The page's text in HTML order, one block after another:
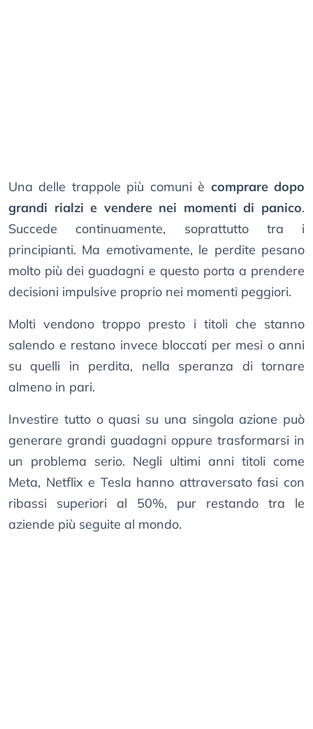
Una delle trappole più comuni è comprare dopo
grandi rialzi e vendere nei momenti di panico.
Succede continuamente, soprattutto tra i
principianti. Ma emotivamente, le perdite pesano
molto più dei guadagni e questo porta a prendere
decisioni impulsive proprio nei momenti peggiori.
Molti vendono troppo presto i titoli che stanno
salendo e restano invece bloccati per mesi o anni
su quelli in perdita, nella speranza di tornare
almeno in pari.
Investire tutto o quasi su una singola azione può
generare grandi guadagni oppure trasformarsi in
un problema serio. Negli ultimi anni titoli come
Meta, Netflix e Tesla hanno attraversato fasi con
ribassi superiori al 50%, pur restando tra le
aziende più seguite al mondo.